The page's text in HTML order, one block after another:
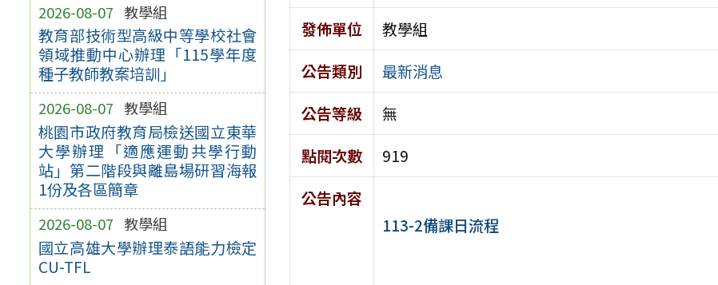
2026-08-07 教學組
教育部技術型高級中等學校社會
領域推動中心辦理「115學年度
種子教師教案培訓」
2026-08-07 教學組
桃園市政府教育局檢送國立東華
大學辦理「適應運動共學行動
站」第二階段與離島場研習海報
1份及各區簡章
2026-08-07 教學組
國立高雄大學辦理泰語能力檢定
CU-TFL
發佈單位
教學組
公告類別
最新消息
公告等級
無
點閱次數
919
公告內容
113-2備課日流程